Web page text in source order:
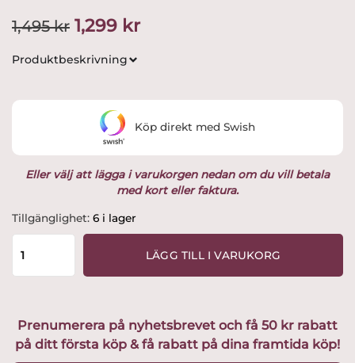
1,495kr Det
ursprungliga
var:
1,495 kr.
1,299 krDet
1,299 kr.
Produktbeskrivning
Eller välj att lägga i varukorgen nedan om du vill betala
med kort eller faktura.
Tillgänglighet: 6 i lager
Rörstrand
-
Swedish
st
Koppar
LÄGG TILL I VARUKORG
Köp direkt med Swish
Prenumerera på nyhetsbrevet och få 50 kr rabatt
på ditt första köp & få rabatt på dina framtida köp!